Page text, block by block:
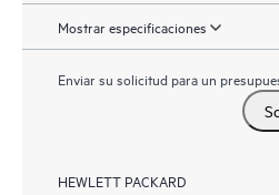
Mostrar especificaciones
Enviar su solicitud para un
HEWLETT PACKARD